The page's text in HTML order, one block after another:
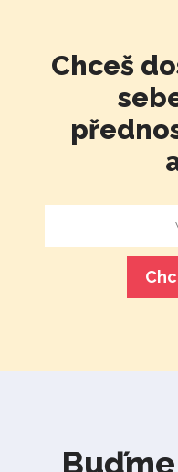
Chceš